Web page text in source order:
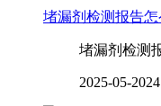
堵漏剂检测报告
堵漏剂检测
2025-05-20